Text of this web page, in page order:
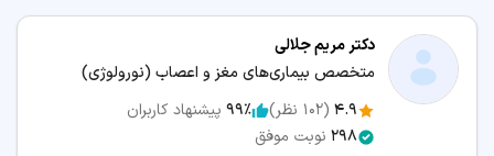
دکتر مریم جلالی
متخصص بیماری‌های مغز و اعصاب (نورولوژی)
4.9
(
102 نظر) 99٪ پیشنهاد کاربران
298 نوبت موفق